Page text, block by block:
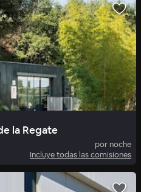
la Regate
por noche
Incluye todas las comisiones